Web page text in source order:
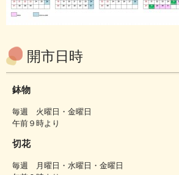
開市日時
鉢物
毎週 火曜日・金曜日
午前９時より
切花
毎週 月曜日・水曜日・金曜日